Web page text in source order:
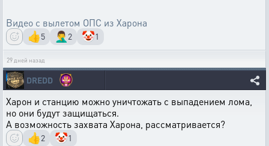
Видео с вылетом ОПС из Харона
👍5 🤦‍♂️ 2 🤡1
29 дней назад
DREDD
Харон и станцию можно уничтожать с выпадением лома,
но они будут защищаться.
А возможность захвата Харона, рассматривается?
👍2 🤡1